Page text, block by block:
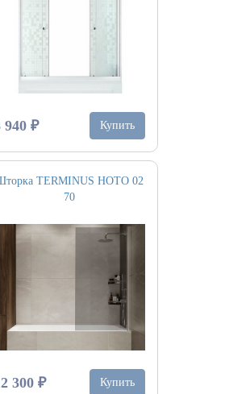
940 ₽ Купить
TERMINUS НОТО 02
70
300 ₽ Купить